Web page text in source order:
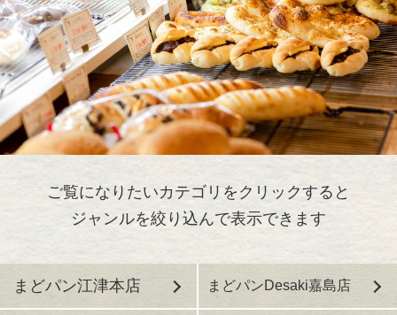
ご覧になりたいカテゴリをクリックすると
ジャンルを絞り込んで表示できます
まどパン江津本店 まどパンDesaki嘉島店